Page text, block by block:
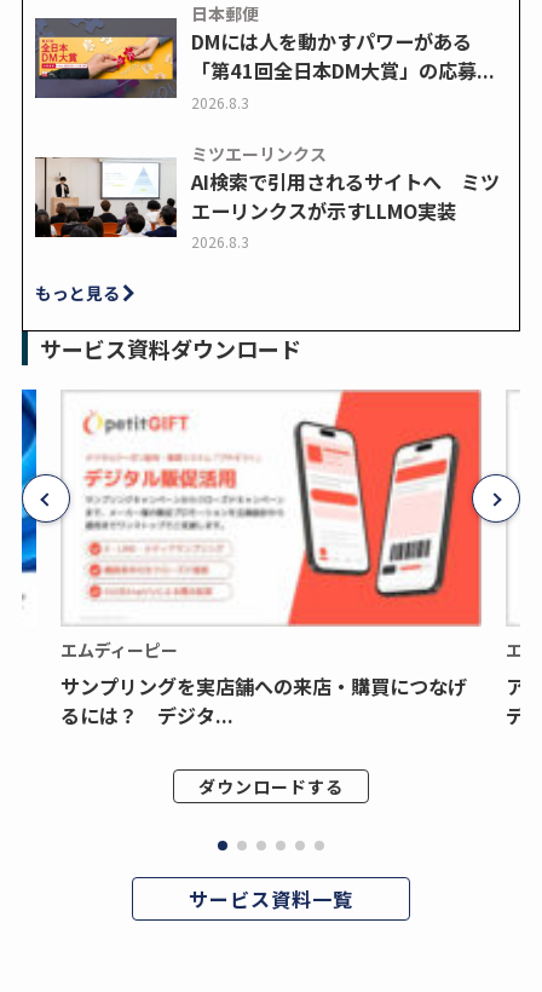
日本郵便
DMには人を動かすパワーがある
「第41回全日本DM大賞」の応募...
2026.8.3
ミツエーリンクス
AI検索で引用されるサイトへ ミツ
エーリンクスが示すLLMO実装
2026.8.3
もっと見る
サービス資料ダウンロード
エムディーピー
サンプリングを実店舗への来店・購買につなげ
るには？ デジタ...
ダウンロードする
エ
ア
デ
サービス資料一覧